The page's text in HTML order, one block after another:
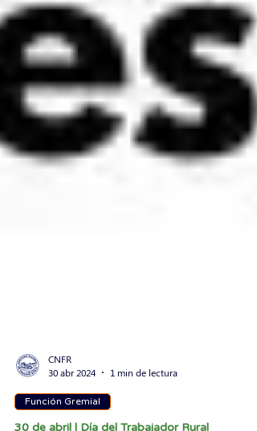
CNFR
30 abr 2024
1 min de lectura